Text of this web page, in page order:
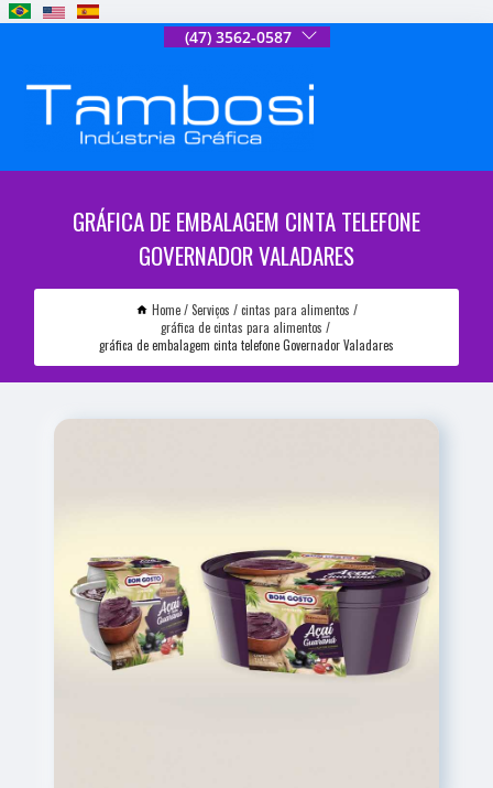
(47) 3562-0587
GRÁFICA DE EMBALAGEM CINTA TELEFONE
GOVERNADOR VALADARES
Home Serviços
cintas para alimentos
gráfica de cintas para alimentos
gráfica de embalagem cinta telefone Governador Valadares